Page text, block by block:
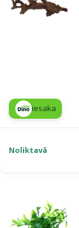
iesaka
Noliktavā